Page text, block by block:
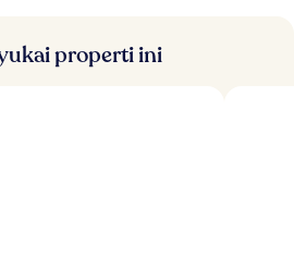
r
a
properti ini